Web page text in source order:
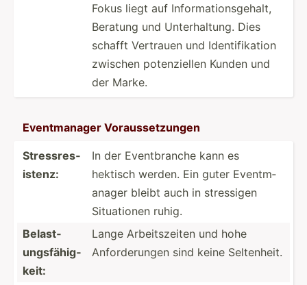
Fokus liegt auf Inform­ati­ons­gehalt,
Beratung und Unterh­altung. Dies
schafft Vertrauen und Identi­fik­ation
zwischen potenz­iellen Kunden und
der Marke.
Eventm­anager Voraus­set­zungen
Stress­res­
istenz:
In der Eventb­ranche kann es
hektisch werden. Ein guter Eventm­
anager bleibt auch in stressigen
Situat­ionen ruhig.
Belast­
ung­sfä­hig­
keit:
Lange Arbeit­szeiten und hohe
Anford­erungen sind keine Selten­heit.